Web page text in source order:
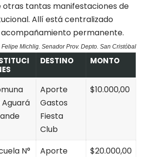
tantas manifestaciones de
Allí está centralizado
permanente.
Felipe Michlig. Senador Prov. Depto. San Cristóbal
DESTINO MONTO
Aguará
Aporte
Gastos
Fiesta
Club
$10.000,00
N°
Aporte
$20.000,00